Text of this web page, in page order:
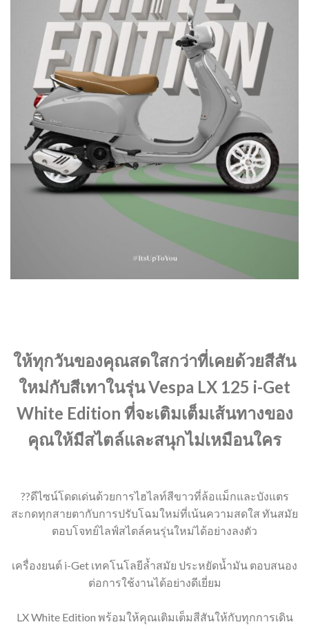
ให้ทุกวันของคุณสดใสกว่าที่เคยด้วยสีสัน
ใหม่กับสีเทาในรุ่น Vespa LX 125 i-Get
White Edition ที่จะเติมเต็มเส้นทางของ
คุณให้มีสไตล์และสนุกไม่เหมือนใคร
??ดีไซน์โดดเด่นด้วยการไฮไลท์สีขาวที่ล้อแม็กและบังแตร
สะกดทุกสายตากับการปรับโฉมใหม่ที่เน้นความสดใส ทันสมัย
ตอบโจทย์ไลฟ์สไตล์คนรุ่นใหม่ได้อย่างลงตัว
เครื่องยนต์ i-Get เทคโนโลยีล้ำสมัย ประหยัดน้ำมัน ตอบสนอง
ต่อการใช้งานได้อย่างดีเยี่ยม
LX White Edition พร้อมให้คุณเติมเต็มสีสันให้กับทุกการเดิน